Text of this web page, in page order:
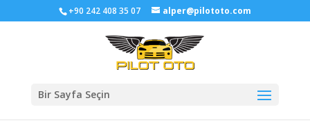
+90 242 408 35 07 alper@pilototo.com
Bir Sayfa Seçin